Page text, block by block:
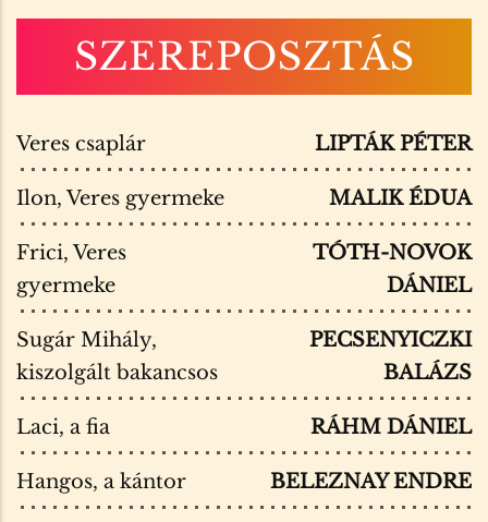
SZEREPOSZTÁS
Veres csaplár LIPTÁK PÉTER
Ilon, Veres gyermeke MALIK ÉDUA
Frici, Veres
gyermeke
TÓTH-NOVOK
DÁNIEL
Sugár Mihály,
kiszolgált bakancsos
PECSENYICZKI
BALÁZS
Laci, a fia RÁHM DÁNIEL
Hangos, a kántor BELEZNAY ENDRE